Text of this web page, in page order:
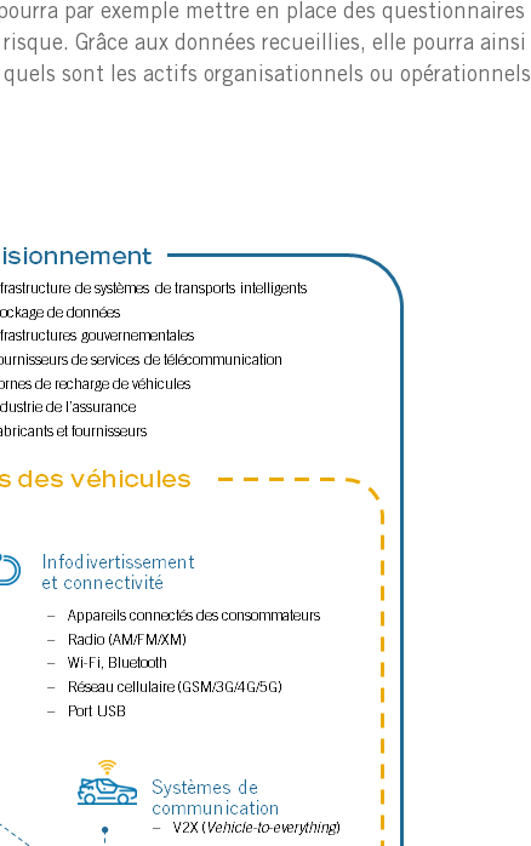
par exemple mettre en place des questionnaires
Grâce aux données recueillies, elle pourra ainsi
sont les actifs organisationnels ou opérationnels